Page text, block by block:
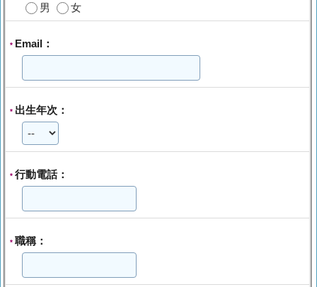
男
女
* Email：
* 出生年次：
* 行動電話：
* 職稱：